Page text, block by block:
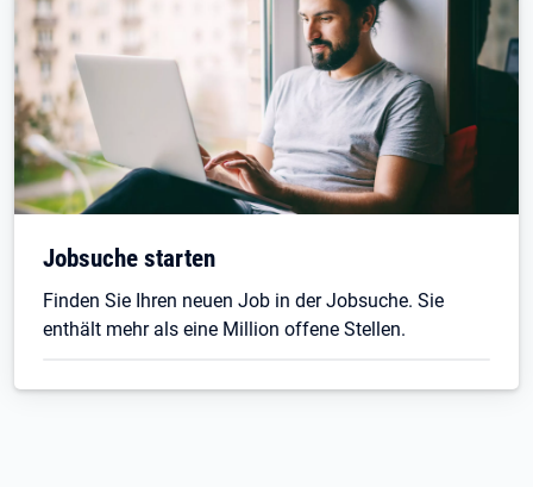
Jobsuche starten
Finden Sie Ihren neuen Job in der Jobsuche. Sie
enthält mehr als eine Million offene Stellen.